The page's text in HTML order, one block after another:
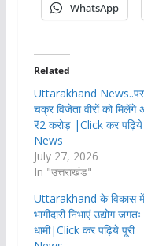
WhatsApp
Related
Uttarakhand
चक्र विजेता वीरों को मिलेंगे
₹2 करोड़ |Click कर पढ़िये
News
July 27, 2026
In "उत्तराखंड"
Uttarakhand के विकास में
भागीदारी निभाएं उद्योग जगतः
धामी|Click कर पढ़िये पूरी